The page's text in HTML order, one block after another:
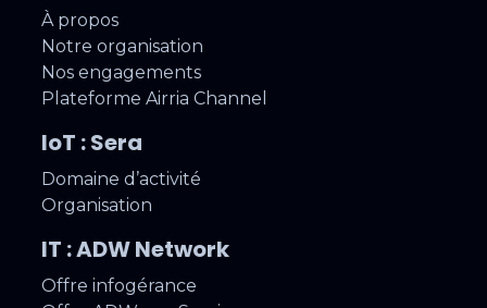
À propos
Notre organisation
Nos engagements
Plateforme Airria Channel
IoT : Sera
Domaine d’activité
Organisation
IT : ADW Network
Offre infogérance